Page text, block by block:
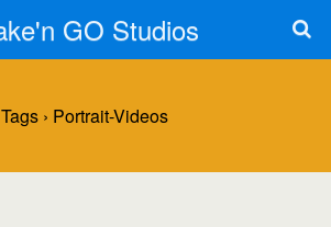
GO Studios
Tags › Portrait-Videos